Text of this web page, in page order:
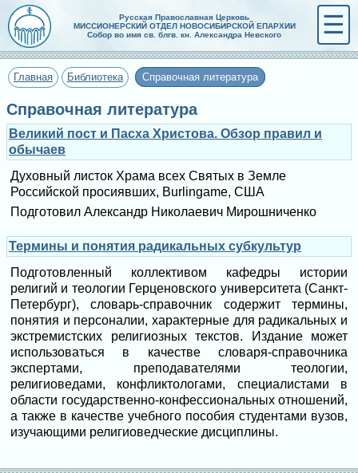
Русская Православная Церковь
МИССИОНЕРСКИЙ ОТДЕЛ НОВОСИБИРСКОЙ ЕПАРХИИ
Собор во имя св. блгв. кн. Александра Невского
☰
Главная Библиотека Справочная литература
Справочная литература
Великий пост и Пасха Христова. Обзор правил и
обычаев
Духовный листок Храма всех Святых в Земле
Российской просиявших, Burlingame, США
Подготовил Александр Николаевич Мирошниченко
Термины и понятия радикальных субкультур
Подготовленный коллективом кафедры истории
религий и теологии Герценовского университета (Санкт-
Петербург), словарь-справочник содержит термины,
понятия и персоналии, характерные для радикальных и
экстремистских религиозных текстов. Издание может
использоваться в качестве словаря-справочника
экспертами, преподавателями теологии,
религиоведами, конфликтологами, специалистами в
области государственно-конфессиональных отношений,
а также в качестве учебного пособия студентами вузов,
изучающими религиоведческие дисциплины.